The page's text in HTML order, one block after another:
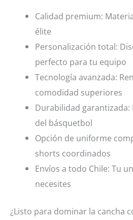
Calidad premium:
élite
Personalización total:
perfecto para tu equipo
Tecnología avanzada:
comodidad superiores
Durabilidad garantizada:
del básquetbol
Opción de uniforme
shorts coordinados
Envíos a todo Chile: Tu
necesites
¿Listo para dominar la cancha